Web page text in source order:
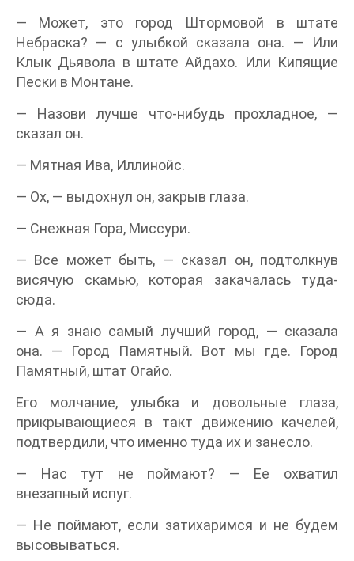
— Может, это город Штормовой в штате
Небраска? — с улыбкой сказала она. — Или
Клык Дьявола в штате Айдахо. Или Кипящие
Пески в Монтане.
— Назови лучше что-нибудь прохладное, —
сказал он.
— Мятная Ива, Иллинойс.
— Ох, — выдохнул он, закрыв глаза.
— Снежная Гора, Миссури.
— Все может быть, — сказал он, подтолкнув
висячую скамью, которая закачалась туда-
сюда.
— А я знаю самый лучший город, — сказала
она. — Город Памятный. Вот мы где. Город
Памятный, штат Огайо.
Его молчание, улыбка и довольные глаза,
прикрывающиеся в такт движению качелей,
подтвердили, что именно туда их и занесло.
— Нас тут не поймают? — Ее охватил
внезапный испуг.
— Не поймают, если затихаримся и не будем
высовываться.